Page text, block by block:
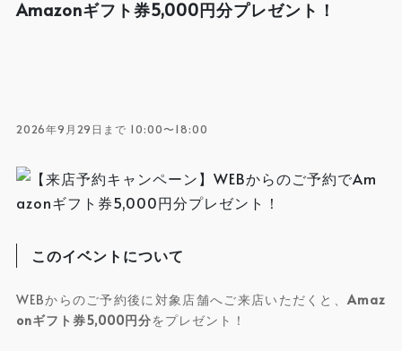
Amazonギフト券5,000円分プレゼント！
2026年9月29日まで 10:00〜18:00
このイベントについて
WEBからのご予約後に対象店舗へご来店いただくと、Amaz
onギフト券5,000円分をプレゼント！